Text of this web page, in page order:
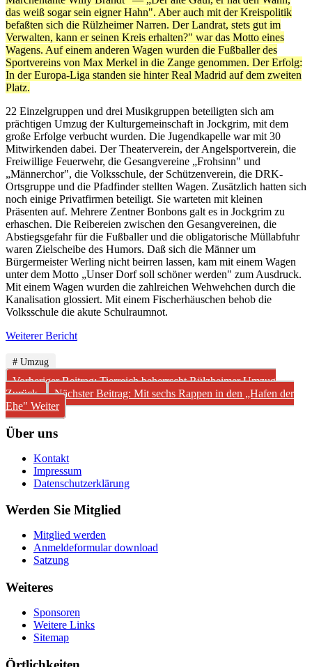
das weiß sogar sein eigner Hahn". Aber auch mit der Kreispolitik
befaßten sich die Rülzheimer Narren. Der Landrat, stets gut im
Verwalten, kann er seinen Kreis erhalten?" war das Motto eines
Wagens. Auf einem anderen Wagen wurden die Fußballer des
Sportvereins von Max Merkel in die Zange genommen. Der Erfolg:
In der Europa-Liga standen sie hinter Real Madrid auf dem zweiten
Platz.
22 Einzelgruppen und drei Musikgruppen beteiligten sich am
prächtigen Umzug der Kulturgemeinschaft in Jockgrim, mit dem
große Erfolge verbucht wurden. Die Jugendkapelle war mit 30
Mitwirkenden dabei. Der Theaterverein, der Angelsportverein, die
Freiwillige Feuerwehr, die Gesangvereine „Frohsinn" und
„Männerchor", die Volksschule, der Schützenverein, die DRK-
Ortsgruppe und die Pfadfinder stellten Wagen. Zusätzlich hatten sich
noch einige Privatfirmen beteiligt. Sie warteten mit kleinen
Präsenten auf. Mehrere Zentner Bonbons galt es in Jockgrim zu
erhaschen. Die Reibereien zwischen den Gesangvereinen, die
Abstiegsgefahr für die Fußballer und die obligatorische Müllabfuhr
waren Zielscheibe des Humors. Daß sich die Männer um
Bürgermeister Werling nicht beirren lassen, kam mit einem Wagen
unter dem Motto „Unser Dorf soll schöner werden" zum Ausdruck.
Mit einem Wagen wurden die zahlreichen Wehwehchen durch die
Kanalisation glossiert. Mit einem Fischerhäuschen behob die
Volksschule die akute Schulraumnot.
Weiterer Bericht
# Umzug
Vorheriger Beitrag: Tierreich beherrscht Rülzheimer Umzug
Zurück
Nächster Beitrag: Mit sechs Rappen in den „Hafen der
Ehe" Weiter
Über uns
Kontakt
Impressum
Datenschutzerklärung
Werden Sie Mitglied
Mitglied werden
Anmeldeformular download
Satzung
Weiteres
Sponsoren
Weitere Links
Sitemap